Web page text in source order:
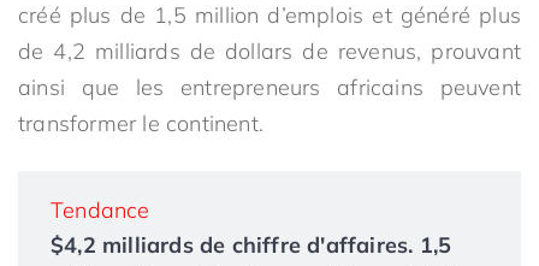
créé plus de 1,5 million d’emplois et généré plus
de 4,2 milliards de dollars de revenus, prouvant
ainsi que les entrepreneurs africains peuvent
transformer le continent.
Tendance
$4,2 milliards de chiffre d'affaires. 1,5